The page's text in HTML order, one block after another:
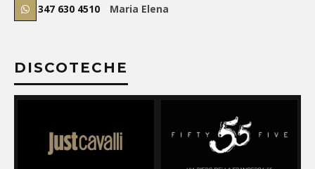
347 630 4510 Maria Elena
DISCOTECHE